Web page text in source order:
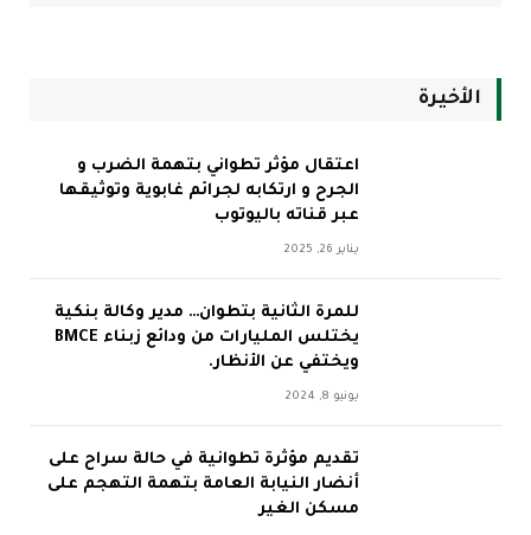
الأخيرة
اعتقال مؤثر تطواني بتهمة الضرب و
الجرح و ارتكابه لجرائم غابوية وتوثيقها
عبر قناته باليوتوب
يناير 26, 2025
للمرة الثانية بتطوان… مدير وكالة بنكية
يختلس المليارات من ودائع زبناء BMCE
ويختفي عن الأنظار.
يونيو 8, 2024
تقديم مؤثرة تطوانية في حالة سراح على
أنضار النيابة العامة بتهمة التهجم على
مسكن الغير